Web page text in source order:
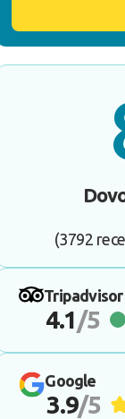
(3792
Tripadvisor
4.1/5
Google
3.9/5